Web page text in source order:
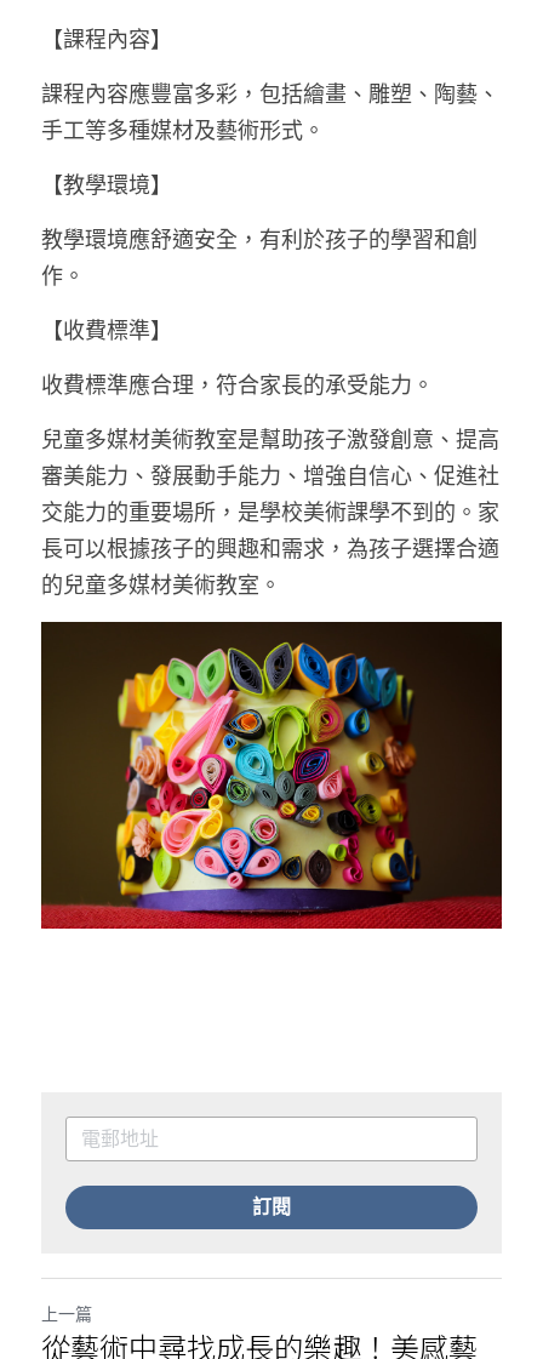
【課程內容】
課程內容應豐富多彩，包括繪畫、雕塑、陶藝、
手工等多種媒材及藝術形式。
【教學環境】
教學環境應舒適安全，有利於孩子的學習和創
作。
【收費標準】
收費標準應合理，符合家長的承受能力。
兒童多媒材美術教室是幫助孩子激發創意、提高
審美能力、發展動手能力、增強自信心、促進社
交能力的重要場所，是學校美術課學不到的。家
長可以根據孩子的興趣和需求，為孩子選擇合適
的兒童多媒材美術教室。
訂閱
上一篇
從藝術中尋找成長的樂趣！美感藝